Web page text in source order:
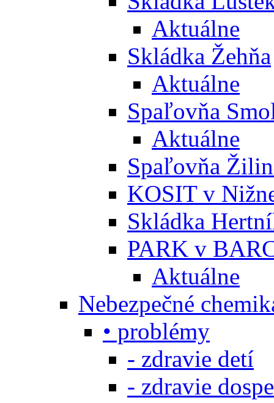
Aktuálne
Skládka Žehňa
Aktuálne
Spaľovňa
Aktuálne
Spaľovňa
KOSIT v
Skládka
PARK v
Aktuálne
Nebezpečné
• problémy
- zdravie detí
- zdravie